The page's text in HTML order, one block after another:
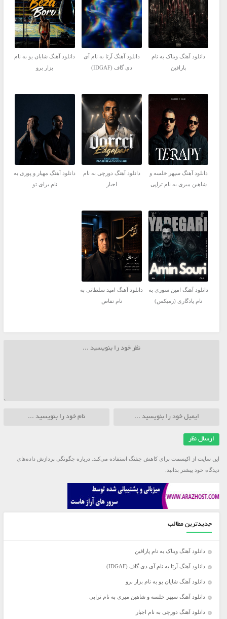
دانلود آهنگ ویناک به نام
پارافین
دانلود آهنگ آرتا به نام آی
دی گاف (IDGAF)
دانلود آهنگ شایان یو به نام
بزار برو
دانلود آهنگ سپهر خلسه و
شاهین میری به نام تراپی
دانلود آهنگ دورچی به نام
اجبار
دانلود آهنگ مهیار و پوری به
نام برای تو
دانلود آهنگ امین سوری به
نام یادگاری (رمیکس)
دانلود آهنگ امید سلطانی به
نام تقاص
این سایت از اکیسمت برای کاهش جفنگ استفاده می‌کند. درباره چگونگی پردازش داده‌های
دیدگاه خود بیشتر بدانید.
جدیدترین مطالب
دانلود آهنگ ویناک به نام پارافین
دانلود آهنگ آرتا به نام آی دی گاف (IDGAF)
دانلود آهنگ شایان یو به نام بزار برو
دانلود آهنگ سپهر خلسه و شاهین میری به نام تراپی
دانلود آهنگ دورچی به نام اجبار